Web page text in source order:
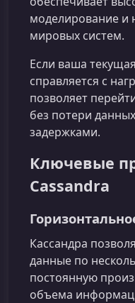
моделирование и
мировых систем.
Если ваша
справляется с
позволяет
без потери
задержками.
Ключевые
Cassandra
Кассандра
данные по
постоянную
объема